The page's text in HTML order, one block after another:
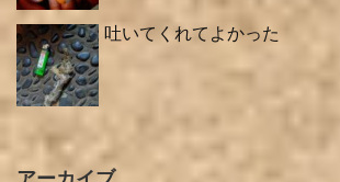
吐いてくれてよかった